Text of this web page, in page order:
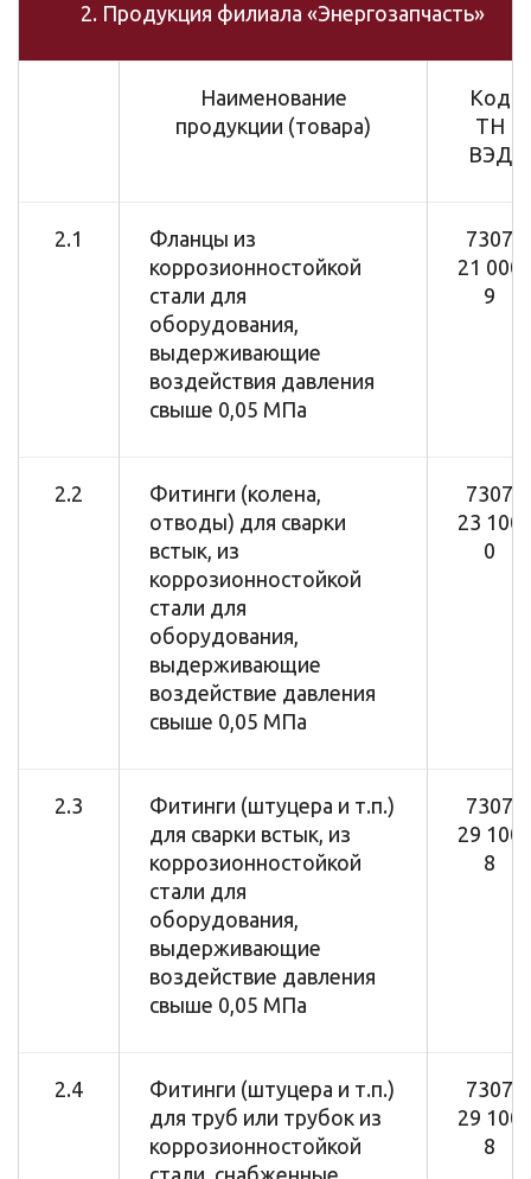
2. Продукция филиала «Энергозапчасть»
Наименование
продукции (товара)
Код
ТН
ВЭД
2.1
Фланцы из
коррозионностойкой
стали для
оборудования,
выдерживающие
воздействия давления
свыше 0,05 МПа
7307
21 000
9
2.2
Фитинги (колена,
отводы) для сварки
встык, из
коррозионностойкой
стали для
оборудования,
выдерживающие
воздействие давления
свыше 0,05 МПа
7307
23 100
0
2.3
Фитинги (штуцера и т.п.)
для сварки встык, из
коррозионностойкой
стали для
оборудования,
выдерживающие
воздействие давления
свыше 0,05 МПа
7307
29 100
8
2.4
Фитинги (штуцера и т.п.)
для труб или трубок из
коррозионностойкой
стали, снабженные
7307
29 100
8